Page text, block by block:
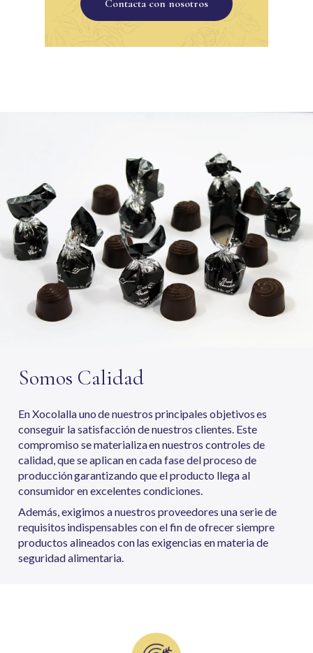
Contacta con nosotros
Somos Calidad
En Xocolalla uno de nuestros principales objetivos es
conseguir la satisfacción de nuestros clientes. Este
compromiso se materializa en nuestros controles de
calidad, que se aplican en cada fase del proceso de
producción garantizando que el producto llega al
consumidor en excelentes condiciones.
Además, exigimos a nuestros proveedores una serie de
requisitos indispensables con el fin de ofrecer siempre
productos alineados con las exigencias en materia de
seguridad alimentaria.